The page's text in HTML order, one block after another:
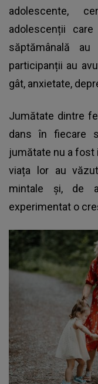
adolescente,
adolescenții
săptămânală
participanții au
gât, anxietate,
Jumătate dintre
dans în fiecare
jumătate nu a fost
viața lor au
mintale și, de
experimentat o